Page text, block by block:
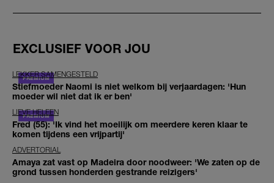
EXCLUSIEF VOOR JOU
LEKKER SAMENGESTELD
Stiefmoeder Naomi is niet welkom bij verjaardagen: 'Hun
moeder wil niet dat ik er ben'
LIEVE HELEEN
Fred (55): 'Ik vind het moeilijk om meerdere keren klaar te
komen tijdens een vrijpartij'
ADVERTORIAL
Amaya zat vast op Madeira door noodweer: 'We zaten op de
grond tussen honderden gestrande reizigers'